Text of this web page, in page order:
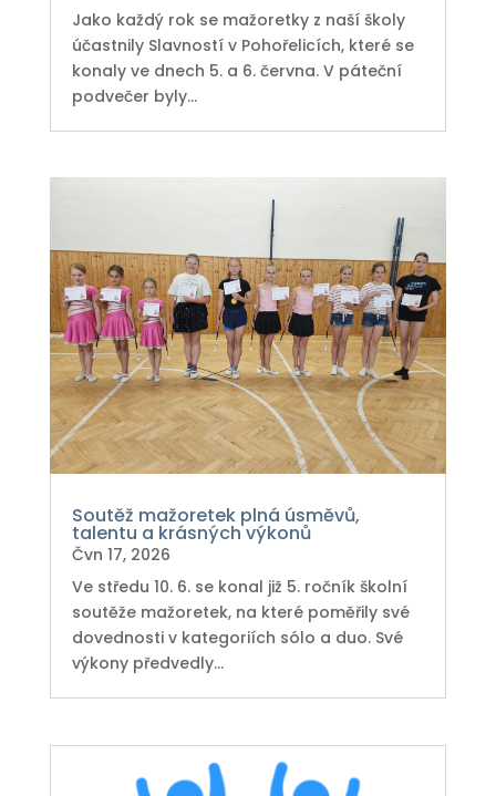
Jako každý rok se mažoretky z naší školy
účastnily Slavností v Pohořelicích, které se
konaly ve dnech 5. a 6. června. V páteční
podvečer byly...
Soutěž mažoretek plná úsměvů,
talentu a krásných výkonů
Čvn 17, 2026
Ve středu 10. 6. se konal již 5. ročník školní
soutěže mažoretek, na které poměřily své
dovednosti v kategoriích sólo a duo. Své
výkony předvedly...